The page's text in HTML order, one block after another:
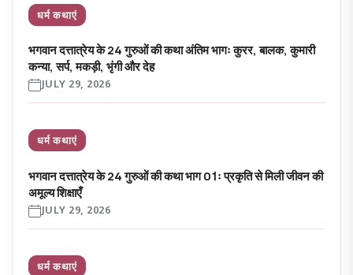
धर्म कथाएं
भगवान दत्तात्रेय के 24 गुरुओं की कथा अंतिम भागः कुरर, बालक, कुमारी
कन्या, सर्प, मकड़ी, भृंगी और देह
JULY 29, 2026
धर्म कथाएं
भगवान दत्तात्रेय के 24 गुरुओं की कथा भाग 01ः प्रकृति से मिली जीवन की
अमूल्य शिक्षाएँ
JULY 29, 2026
धर्म कथाएं